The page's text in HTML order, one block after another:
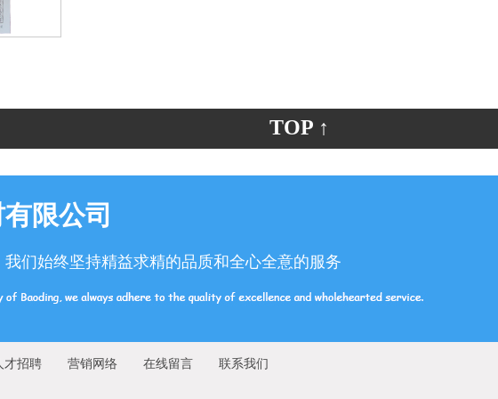
TOP ↑
限公司
们始终坚持精益求精的品质和全心全意的服务
才招聘 营销网络 在线留言 联系我们